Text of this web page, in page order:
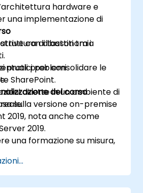
hardware e
una implementazione di
di tassonomia
problemi
SharePoint.
con dibattiti tra i
pratici per consolidare le
dirette in un ambiente di
del corso
sulla versione on-premise
2019, nota anche come
2019.
una formazione su misura,